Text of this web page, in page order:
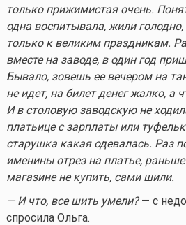
только прижимистая очень.
одна воспитывала, жили
только к великим праздникам.
вместе на заводе, в один год
Бывало, зовешь ее вечером на
не идет, на билет денег жалко, а
И в столовую заводскую не
платьице с зарплаты или
старушка какая одевалась. Раз
именины отрез на платье,
магазине не купить, сами шили.
— И что, все шить умели?— с
спросила Ольга.